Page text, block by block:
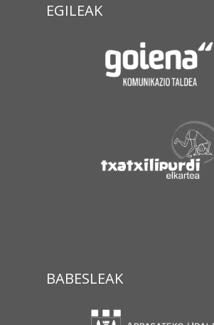
EGILEAK
BABESLEAK